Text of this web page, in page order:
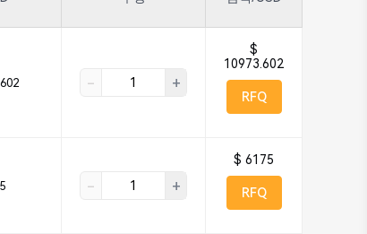
- +
$
10973.602
RFQ
- +
$ 6175
RFQ